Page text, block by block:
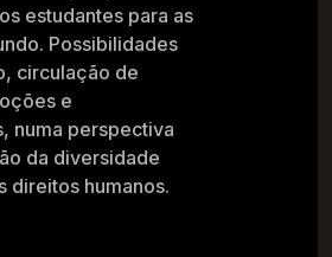
estudantes para as
Possibilidades
circulação de
e
numa perspectiva
da diversidade
direitos humanos.